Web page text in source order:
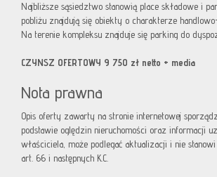
Najbliższe sąsiedztwo stanowią place składowe i
pobliżu znajdują się obiekty o charakterze
Na terenie kompleksu znajduje się parking do
CZYNSZ OFERTOWY 9 750 zł netto + media
Nota prawna
Opis oferty zawarty na stronie internetowej
podstawie oględzin nieruchomości oraz informacji
właściciela, może podlegać aktualizacji i nie
art. 66 i następnych K.C.